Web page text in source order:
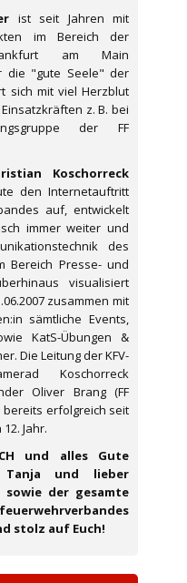
ist seit Jahren mit
im Bereich der
am Main
die "gute Seele" der
sich mit viel Herzblut
z. B. bei
der FF
Koschorreck
den Internetauftritt
auf, entwickelt
immer weiter und
des
Bereich Presse- und
visualisiert
zusammen mit
sämtliche Events,
KatS-Übungen &
Die Leitung der KFV-
Koschorreck
Oliver Brang (FF
bereits erfolgreich seit
Jahr.
und alles Gute
Tanja und lieber
sowie der gesamte
stolz auf Euch!